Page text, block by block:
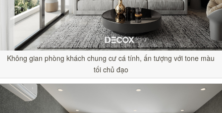
Không gian phòng khách chung cư cá tính, ấn tượng với tone màu
tối chủ đạo